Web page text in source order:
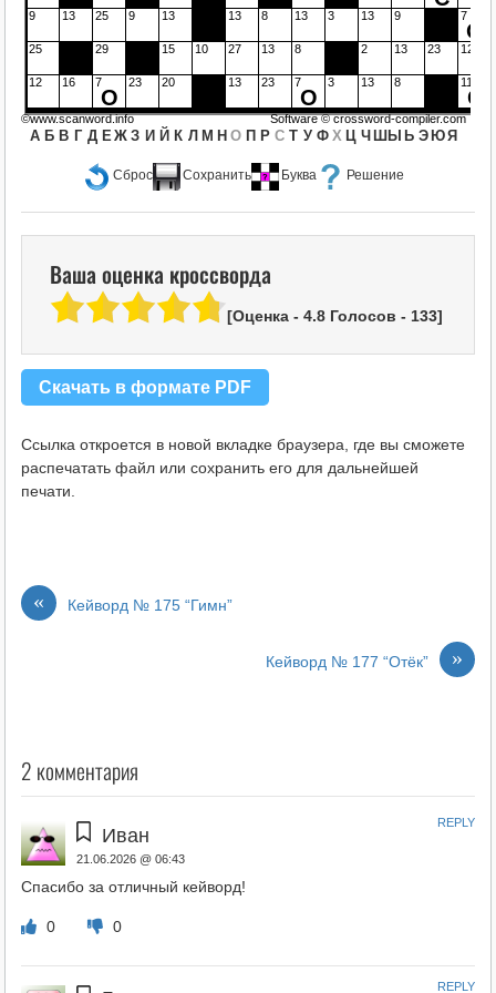
Сброс Сохранить Буква Решение
9 13 25 9 13 13 8 13 3 13 9 7
О
25 29 15 10 27 13 8 2 13 23 12
12 16 7
О
23 20 13 23 7
О
3 13 8 11
С
А Б В Г Д ЕЖ З И Й К Л М Н О П Р С Т У Ф Х Ц Ч Ш Ы Ь Э ЮЯ
©www.scanword.info Software ©crossword-compiler.com
Ваша оценка кроссворда
[Оценка - 4.8Голосов - 133]
Скачать в формате PDF
Ссылка откроется в новой вкладке браузера, где вы сможете
распечатать файл или сохранить его для дальнейшей
печати.
« Кейворд № 175 “Гимн”
»
Кейворд № 177 “Отёк”
2 комментария
Иван
21.06.2026 @ 06:43
Спасибо за отличный кейворд!
0 0
REPLY
REPLY